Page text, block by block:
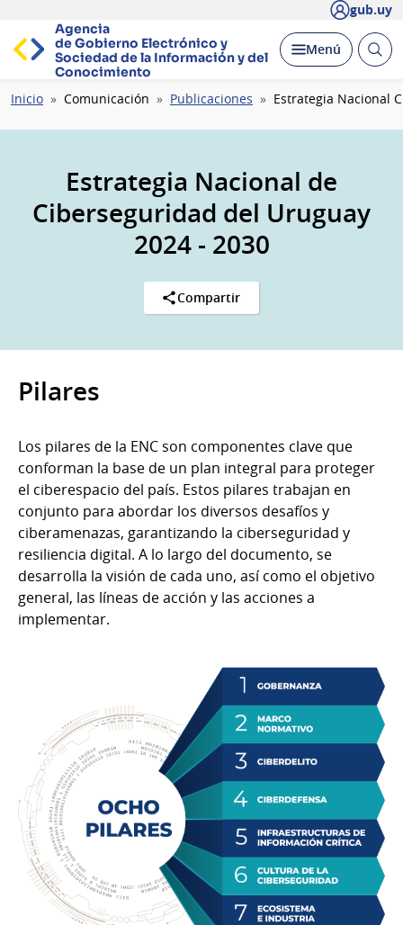
gub.uy
Agencia
de Gobierno Electrónico y
Sociedad de la Información y del
Conocimiento
Desplegar
Menú Abrir
Ruta
navegación
Inicio Comunicación Publicaciones Estrategia Nacional
Estrategia Nacional de
Ciberseguridad del Uruguay
2024 - 2030
Compartir
Pilares
Los pilares de la ENC son componentes clave que
conforman la base de un plan integral para proteger
el ciberespacio del país. Estos pilares trabajan en
conjunto para abordar los diversos desafíos y
ciberamenazas, garantizando la ciberseguridad y
resiliencia digital. A lo largo del documento, se
desarrolla la visión de cada uno, así como el objetivo
general, las líneas de acción y las acciones a
implementar.